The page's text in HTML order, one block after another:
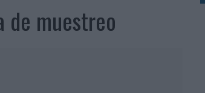
Y LA MEDICIÓN SON DOS CARAS DE LA MISMA
de muestreo